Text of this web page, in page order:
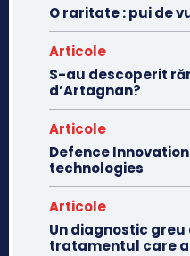
O raritate : pui de
Articole
S-au descoperit
d’Artagnan?
Articole
Defence Innovation
technologies
Articole
Un diagnostic
tratamentul care